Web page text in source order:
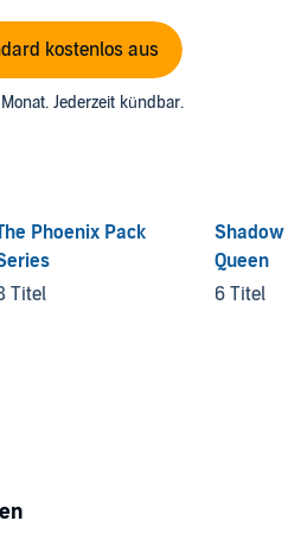
kostenlos aus
Jederzeit kündbar.
Phoenix Pack
Titel
Shadow
Queen
6 Titel